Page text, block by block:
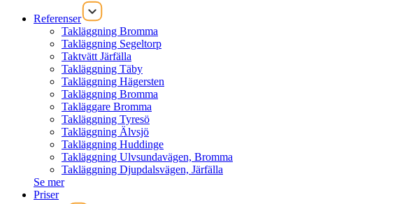
Referenser
Takläggning Bromma
Takläggning Segeltorp
Taktvätt Järfälla
Takläggning Täby
Takläggning Hägersten
Takläggning Bromma
Takläggare Bromma
Takläggning Tyresö
Takläggning Älvsjö
Takläggning Huddinge
Takläggning Ulvsundavägen, Bromma
Takläggning Djupdalsvägen, Järfälla
Se mer
Priser